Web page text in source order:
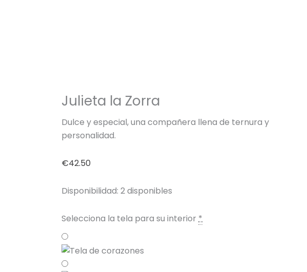
Julieta la Zorra
Dulce y especial, una compañera llena de ternura y
personalidad.
€42.50
Disponibilidad: 2 disponibles
Selecciona la tela para su interior *